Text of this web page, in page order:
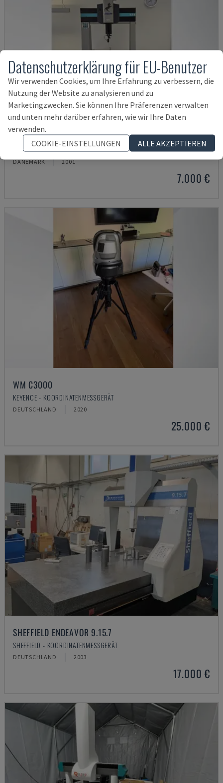
DERBY 454
ETALON - KOORDINATENMESSGERÄT
DÄNEMARK 2001
7.000 €
WM C3000
KEYENCE - KOORDINATENMESSGERÄT
DEUTSCHLAND 2020
25.000 €
SHEFFIELD ENDEAVOR 9.15.7
SHEFFIELD - KOORDINATENMESSGERÄT
DEUTSCHLAND 2003
17.000 €
Datenschutzerklärung für EU-Benutzer
Wir verwenden Cookies, um Ihre Erfahrung zu verbessern, die
Nutzung der Website zu analysieren und zu
Marketingzwecken. Sie können Ihre Präferenzen verwalten
und unten mehr darüber erfahren, wie wir Ihre Daten
verwenden.
COOKIE-EINSTELLUNGEN
ALLE AKZEPTIEREN